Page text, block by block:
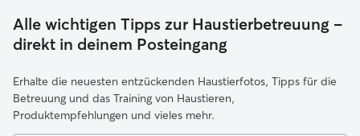
Alle wichtigen Tipps zur Haustierbetreuung –
direkt in deinem Posteingang
Erhalte die neuesten entzückenden Haustierfotos, Tipps für die
Betreuung und das Training von Haustieren,
Produktempfehlungen und vieles mehr.